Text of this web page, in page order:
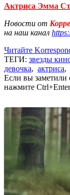
Актриса Эмма
Новости от
на наш канал
Читайте
ТЕГИ: звезды
девочка, актриса,
Если вы заметили
нажмите